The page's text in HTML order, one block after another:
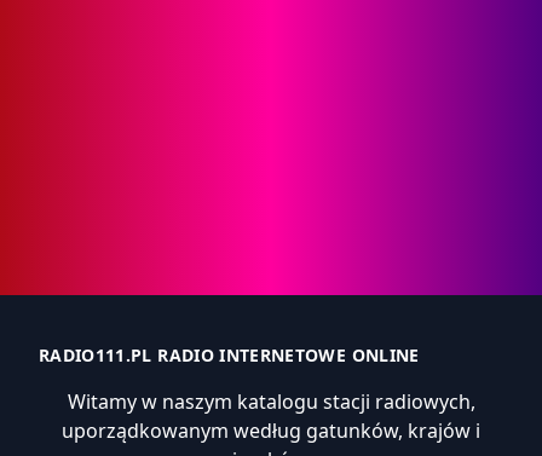
RADIO111.PL RADIO INTERNETOWE ONLINE
Witamy w naszym katalogu stacji radiowych,
uporządkowanym według gatunków, krajów i